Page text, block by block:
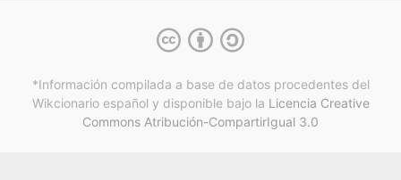
*Información compilada a base de datos procedentes del
Wikcionario español y disponible bajo la Licencia Creative
Commons Atribución-CompartirIgual 3.0